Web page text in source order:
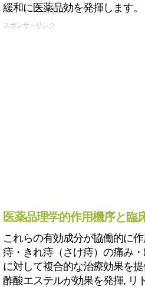
緩和に医薬品効を発揮します。
スポンサーリンク
医薬品理学的作用機序と臨
これらの有効成分が協働的に
痔・きれ痔（さけ痔）の痛み
に対して複合的な治療効果を
酢酸エステルが効果を発揮, リ